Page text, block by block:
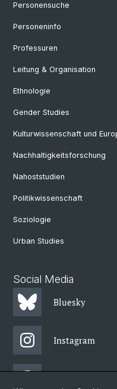
Personensuche
Personeninfo
Professuren
Leitung & Organisation
Ethnologie
Gender Studies
Kulturwissenschaft und
Nachhaltigkeitsforschung
Nahoststudien
Politikwissenschaft
Soziologie
Urban Studies
Social Media
Bluesky
Instagram